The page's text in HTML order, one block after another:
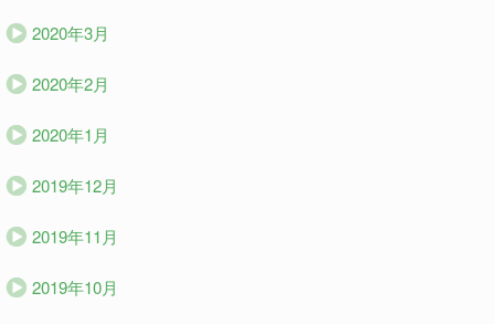
2020年3月
2020年2月
2020年1月
2019年12月
2019年11月
2019年10月